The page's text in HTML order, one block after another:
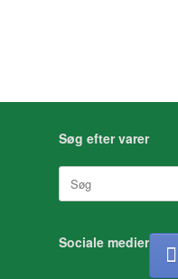
Søg efter varer
Søg
efter:
Sociale medier